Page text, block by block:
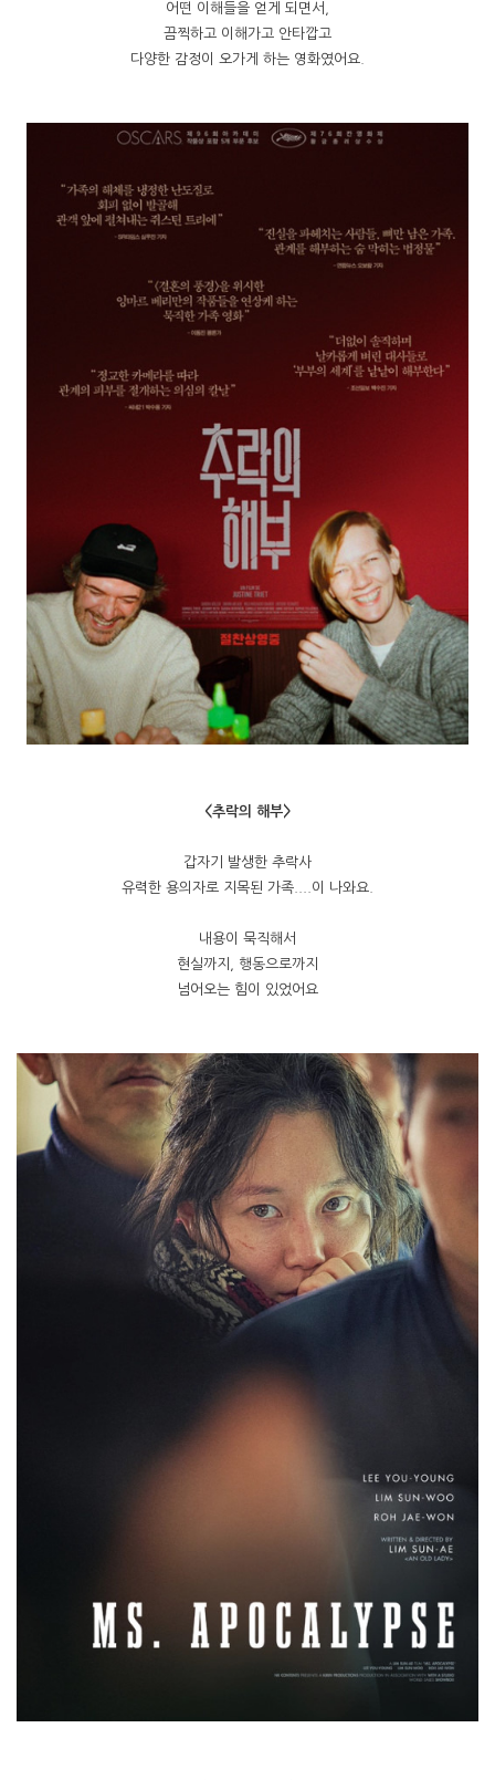
어떤 이해들을 얻게 되면서,
끔찍하고 이해가고 안타깝고
다양한 감정이 오가게 하는 영화였어요.
<추락의 해부>
갑자기 발생한 추락사
유력한 용의자로 지목된 가족....이 나와요.
내용이 묵직해서
현실까지, 행동으로까지
넘어오는 힘이 있었어요